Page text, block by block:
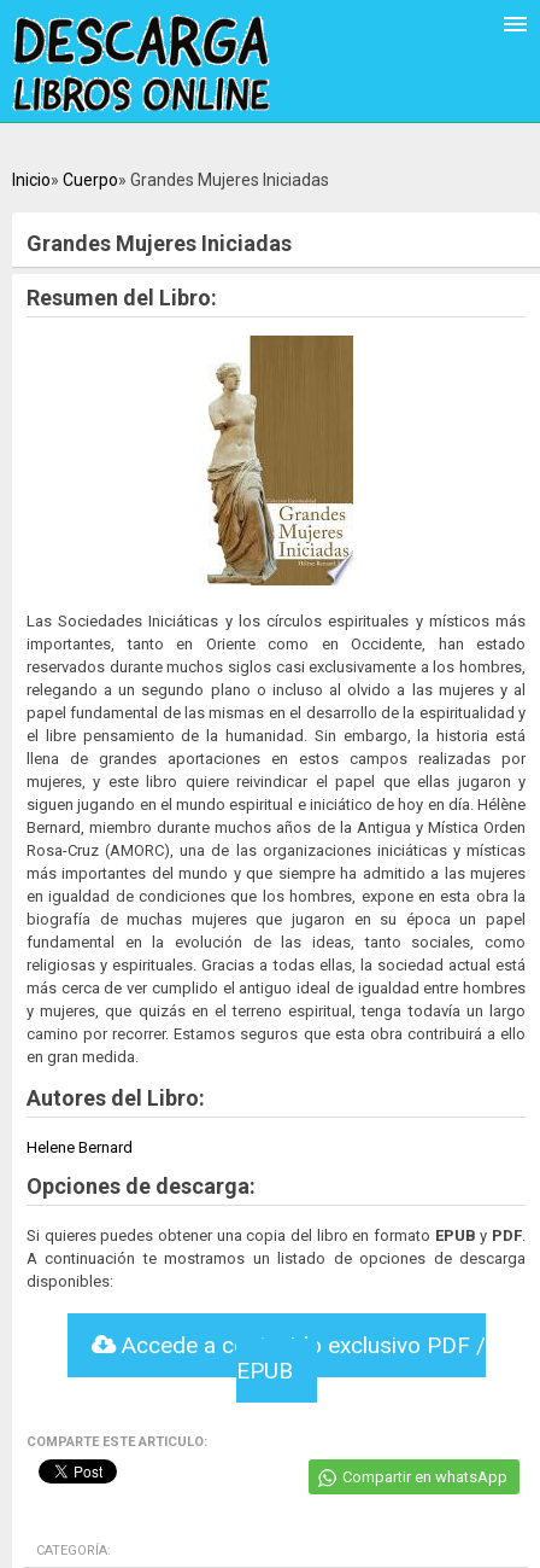
Inicio Cuerpo Grandes Mujeres Iniciadas
Grandes Mujeres Iniciadas
Resumen del Libro:
Las Sociedades Iniciáticas y los círculos espirituales y místicos más
importantes, tanto en Oriente como en Occidente, han estado
reservados durante muchos siglos casi exclusivamente a los hombres,
relegando a un segundo plano o incluso al olvido a las mujeres y al
papel fundamental de las mismas en el desarrollo de la espiritualidad y
el libre pensamiento de la humanidad. Sin embargo, la historia está
llena de grandes aportaciones en estos campos realizadas por
mujeres, y este libro quiere reivindicar el papel que ellas jugaron y
siguen jugando en el mundo espiritual e iniciático de hoy en día. Hélène
Bernard, miembro durante muchos años de la Antigua y Mística Orden
Rosa-Cruz (AMORC), una de las organizaciones iniciáticas y místicas
más importantes del mundo y que siempre ha admitido a las mujeres
en igualdad de condiciones que los hombres, expone en esta obra la
biografía de muchas mujeres que jugaron en su época un papel
fundamental en la evolución de las ideas, tanto sociales, como
religiosas y espirituales. Gracias a todas ellas, la sociedad actual está
más cerca de ver cumplido el antiguo ideal de igualdad entre hombres
y mujeres, que quizás en el terreno espiritual, tenga todavía un largo
camino por recorrer. Estamos seguros que esta obra contribuirá a ello
en gran medida.
Autores del Libro:
Helene Bernard
Opciones de descarga:
Si quieres puedes obtener una copia del libro en formato EPUB y PDF
A continuación te mostramos un listado de opciones de descarga
disponibles:
Accede a contenido exclusivo PDF /
EPUB
COMPARTE ESTE ARTICULO:
Compartir en whatsApp
CATEGORÍA: